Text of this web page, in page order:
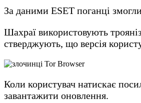
За даними ESET поганці
Шахраї використовують
стверджують, що версія
Коли користувач натискає
завантажити оновлення.